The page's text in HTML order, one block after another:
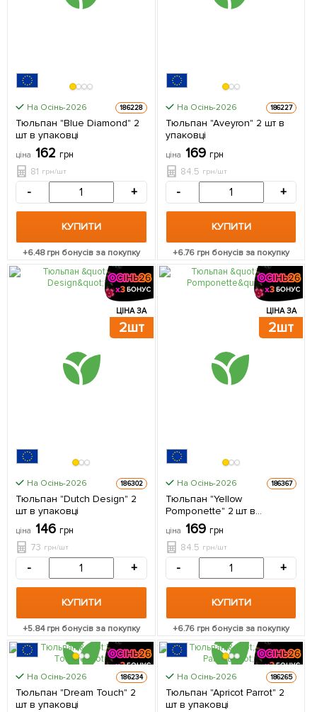
На Осінь-2026 186228
Тюльпан "Blue Diamond" 2
шт в упаковці
ціна 162 грн
81 грн/шт
- +
КУПИТИ
+6.48грн бонусів за покупку
На Осінь-2026 186227
Тюльпан "Aveyron" 2 шт в
упаковці
ціна 169 грн
84.5 грн/шт
- +
КУПИТИ
+6.76грн бонусів за покупку
ЦІНА ЗА
2шт
На Осінь-2026 186302
Тюльпан "Dutch Design" 2
шт в упаковці
ціна 146 грн
73 грн/шт
- +
КУПИТИ
+5.84грн бонусів за покупку
ЦІНА ЗА
2шт
На Осінь-2026 186367
Тюльпан "Yellow
Pomponette" 2 шт в
упаковці
ціна 169 грн
84.5 грн/шт
- +
КУПИТИ
+6.76грн бонусів за покупку
На Осінь-2026 186234
Тюльпан "Dream Touch" 2
шт в упаковці
На Осінь-2026 186265
Тюльпан "Apricot Parrot" 2
шт в упаковці